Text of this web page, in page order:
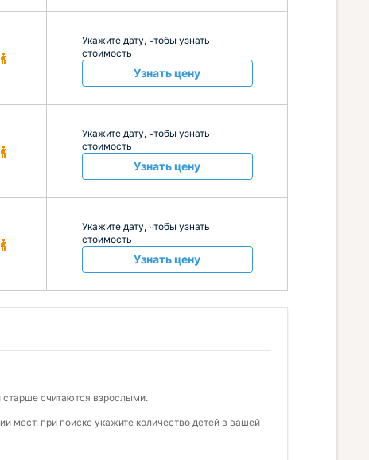
Укажите дату, чтобы узнать
стоимость
Узнать цену
Укажите дату, чтобы узнать
стоимость
Узнать цену
Укажите дату, чтобы узнать
стоимость
Узнать цену
старше считаются взрослыми.
мест, при поиске укажите количество детей в вашей